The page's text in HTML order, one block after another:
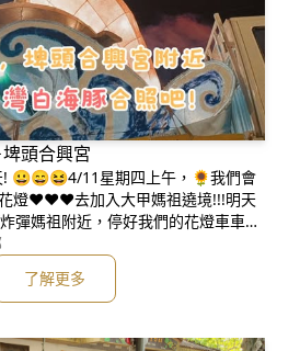
頭合興宮
! 😀😄😆4/11星期四上午，🌻我們會
燈❤️❤️❤️去加入大甲媽祖遶境!!!明天
彈媽祖附近，停好我們的花燈車車，
們的花燈打卡拍照!📷☀️明天會再來
開拍照認證送結緣品的快閃活動唷~
遶境的實況照!
了解更多